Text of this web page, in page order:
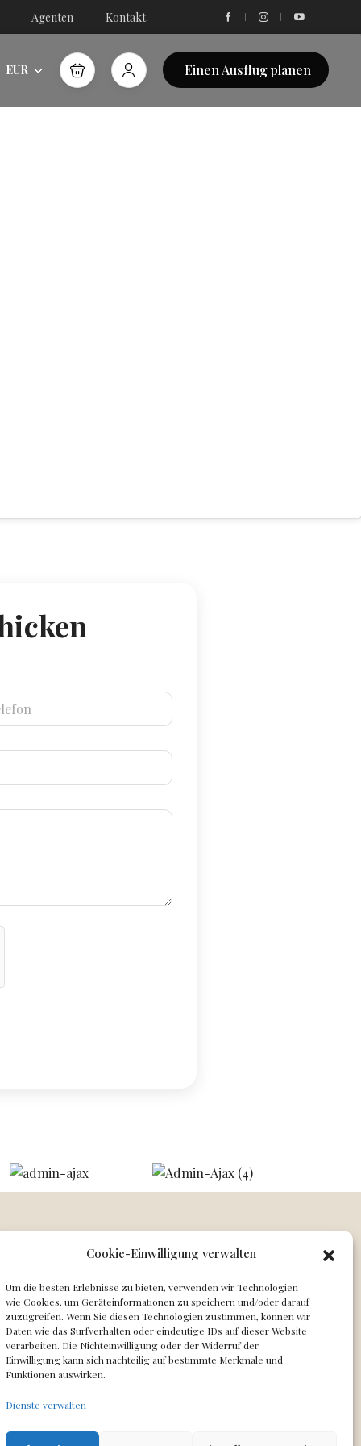
Cookie-Einwilligung verwalten
Um die besten Erlebnisse zu bieten, verwenden wir Technologien
wie Cookies, um Geräteinformationen zu speichern und/oder darauf
zuzugreifen. Wenn Sie diesen Technologien zustimmen, können wir
Daten wie das Surfverhalten oder eindeutige IDs auf dieser Website
verarbeiten. Die Nichteinwilligung oder der Widerruf der
Einwilligung kann sich nachteilig auf bestimmte Merkmale und
Funktionen auswirken.
Dienste verwalten
Agenten Kontakt
EUR Einen Ausflug planen